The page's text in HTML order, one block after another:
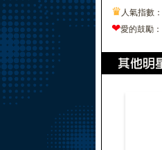
♛ 人氣指數：
❤愛的鼓勵：